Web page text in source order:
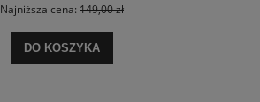
Najniższa cena: 149,00 zł
DO KOSZYKA